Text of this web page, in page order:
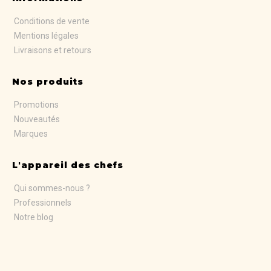
Conditions de vente
Mentions légales
Livraisons et retours
Nos produits
Promotions
Nouveautés
Marques
L'appareil des chefs
Qui sommes-nous ?
Professionnels
Notre blog